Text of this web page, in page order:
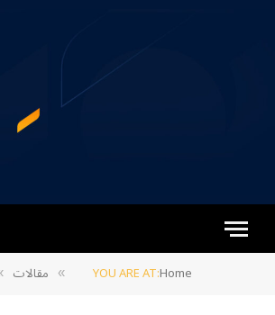
YOU ARE AT:Home
» مقالات